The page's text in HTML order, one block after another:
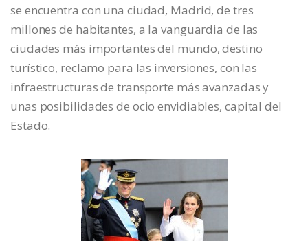
se encuentra con una ciudad, Madrid, de tres
millones de habitantes, a la vanguardia de las
ciudades más importantes del mundo, destino
turístico, reclamo para las inversiones, con las
infraestructuras de transporte más avanzadas y
unas posibilidades de ocio envidiables, capital del
Estado.